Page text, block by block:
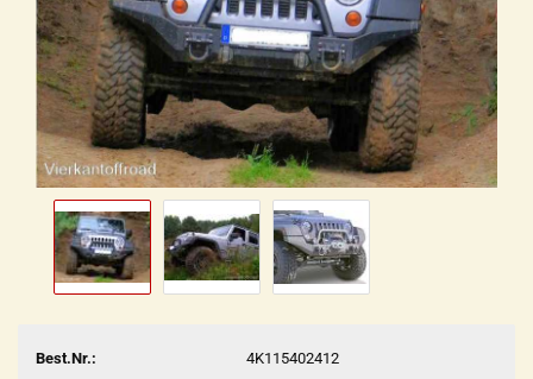
Best.Nr.:
4K115402412